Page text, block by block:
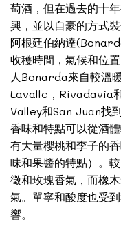
萄酒，但在過去的十
興，並以自豪的方式裝
阿根廷伯納達
收穫時間，氣候和位
人Bonarda來自較溫
Lavalle，Rivadavia
Valley和San Juan找
香味和特點可以從酒
有大量櫻桃和李子的
味和果醬的特點）。
徵和玫瑰香氣，而橡
氣。單寧和酸度也受
響。